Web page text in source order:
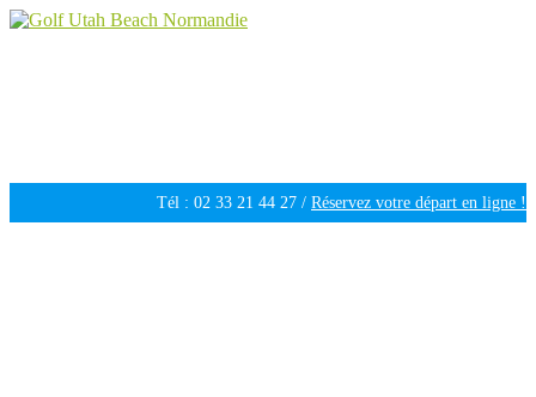
Tél : 02 33 21 44 27 / Réservez votre départ en ligne !